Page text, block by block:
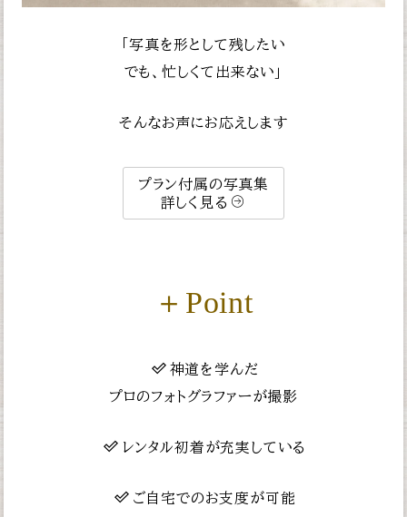
「写真を形として残したい
でも、忙しくて出来ない」
そんなお声にお応えします
プラン付属の写真集
詳しく見る
＋Point
神道を学んだ
プロのフォトグラファーが撮影
レンタル初着が充実している
ご自宅でのお支度が可能